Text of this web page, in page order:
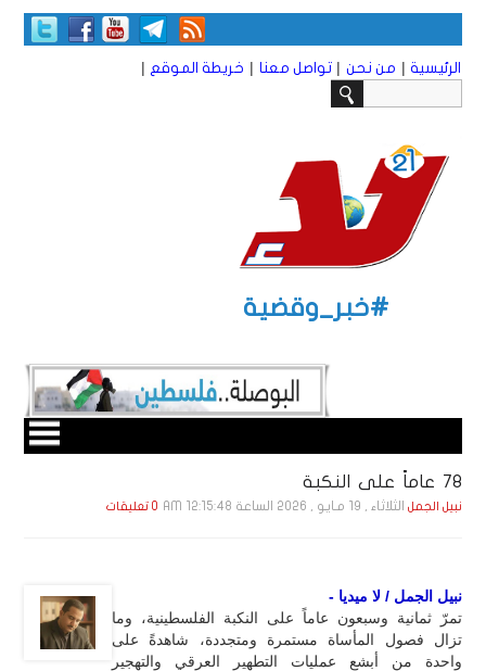
الرئيسية | من نحن | تواصل معنا | خريطة الموقع |
#خبر_وقضية
78 عاماً على النكبة
نبيل الجمل الثلاثاء , 19 مـايـو , 2026 الساعة 12:15:48 AM 0 تعليقات
نبيل الجمل / لا ميديا -
تمرّ ثمانية وسبعون عاماً على النكبة الفلسطينية، وما
تزال فصول المأساة مستمرة ومتجددة، شاهدةً على
واحدة من أبشع عمليات التطهير العرقي والتهجير